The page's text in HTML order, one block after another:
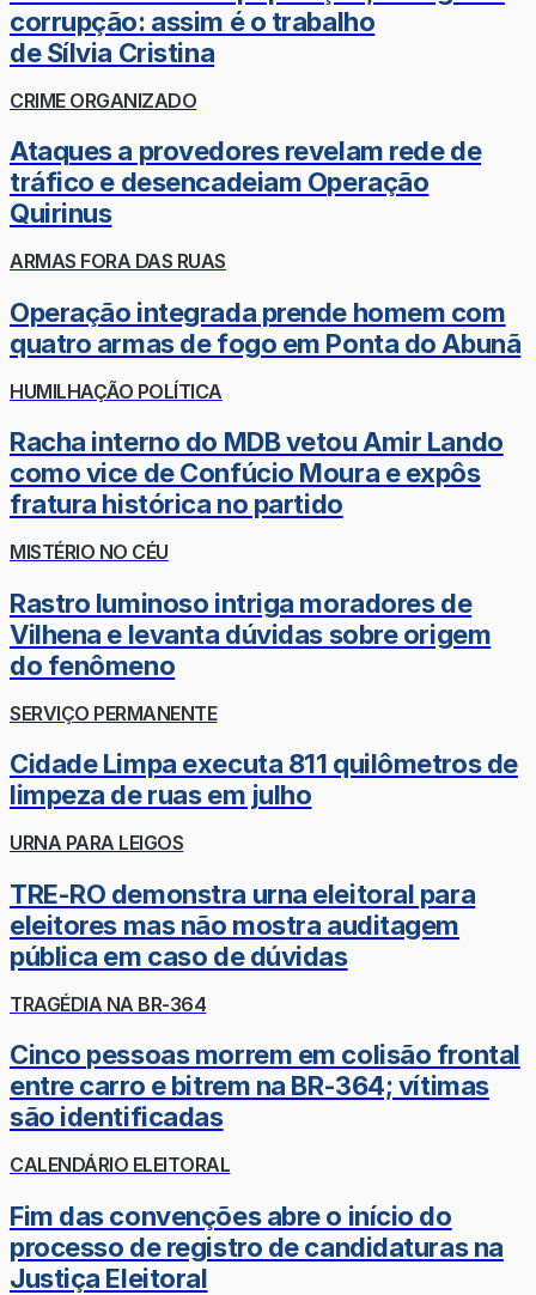
corrupção: assim é o trabalho
de Sílvia Cristina
CRIME ORGANIZADO
Ataques a provedores revelam rede de
tráfico e desencadeiam Operação
Quirinus
ARMAS FORA DAS RUAS
Operação integrada prende homem com
quatro armas de fogo em Ponta do Abunã
HUMILHAÇÃO POLÍTICA
Racha interno do MDB vetou Amir Lando
como vice de Confúcio Moura e expôs
fratura histórica no partido
MISTÉRIO NO CÉU
Rastro luminoso intriga moradores de
Vilhena e levanta dúvidas sobre origem
do fenômeno
SERVIÇO PERMANENTE
Cidade Limpa executa 811 quilômetros de
limpeza de ruas em julho
URNA PARA LEIGOS
TRE-RO demonstra urna eleitoral para
eleitores mas não mostra auditagem
pública em caso de dúvidas
TRAGÉDIA NA BR-364
Cinco pessoas morrem em colisão frontal
entre carro e bitrem na BR-364; vítimas
são identificadas
CALENDÁRIO ELEITORAL
Fim das convenções abre o início do
processo de registro de candidaturas na
Justiça Eleitoral